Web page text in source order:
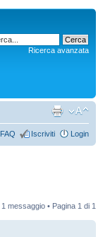
Ricerca avanzata
FAQ Iscriviti Login
1 messaggio • Pagina 1 di 1